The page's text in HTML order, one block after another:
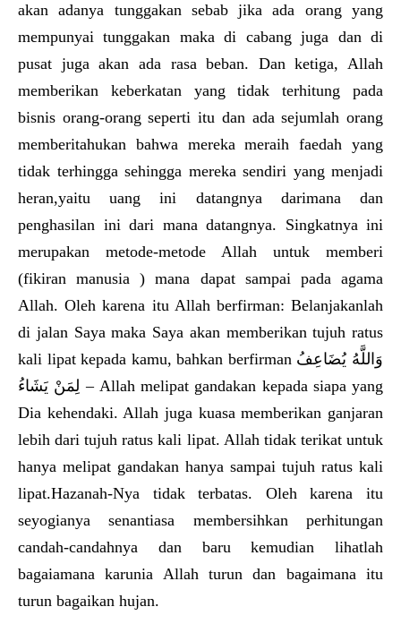
akan adanya tunggakan sebab jika ada orang yang
mempunyai tunggakan maka di cabang juga dan di
pusat juga akan ada rasa beban. Dan ketiga, Allah
memberikan keberkatan yang tidak terhitung pada
bisnis orang-orang seperti itu dan ada sejumlah orang
memberitahukan bahwa mereka meraih faedah yang
tidak terhingga sehingga mereka sendiri yang menjadi
heran,yaitu uang ini datangnya darimana dan
penghasilan ini dari mana datangnya. Singkatnya ini
merupakan metode-metode Allah untuk memberi
(fikiran manusia ) mana dapat sampai pada agama
Allah. Oleh karena itu Allah berfirman: Belanjakanlah
di jalan Saya maka Saya akan memberikan tujuh ratus
kali lipat kepada kamu, bahkan berfirman وَاللَّهُ يُضَاعِفُ
لِمَنْ يَشَاءُ – Allah melipat gandakan kepada siapa yang
Dia kehendaki. Allah juga kuasa memberikan ganjaran
lebih dari tujuh ratus kali lipat. Allah tidak terikat untuk
hanya melipat gandakan hanya sampai tujuh ratus kali
lipat.Hazanah-Nya tidak terbatas. Oleh karena itu
seyogianya senantiasa membersihkan perhitungan
candah-candahnya dan baru kemudian lihatlah
bagaiamana karunia Allah turun dan bagaimana itu
turun bagaikan hujan.